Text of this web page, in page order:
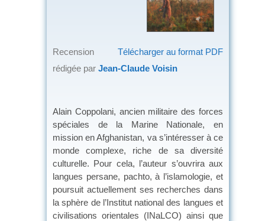
Télécharger au format PDF
Recension
rédigée par Jean-Claude Voisin
Alain Coppolani, ancien militaire des forces
spéciales de la Marine Nationale, en
mission en Afghanistan, va s’intéresser à ce
monde complexe, riche de sa diversité
culturelle. Pour cela, l’auteur s’ouvrira aux
langues persane, pachto, à l’islamologie, et
poursuit actuellement ses recherches dans
la sphère de l’Institut national des langues et
civilisations orientales (INaLCO) ainsi que